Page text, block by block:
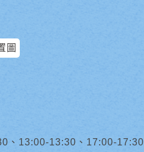
圖
、13:00-13:30、17:00-17:30